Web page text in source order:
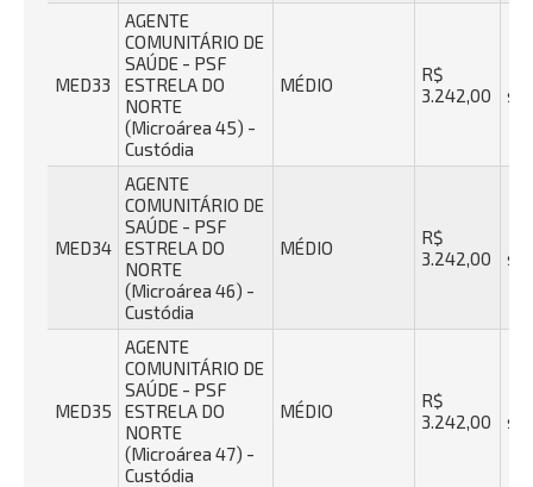
MED33
AGENTE
COMUNITÁRIO DE
SAÚDE - PSF
ESTRELA DO
NORTE
(Microárea 45) -
Custódia
MÉDIO
R$
3.242,00
MED34
AGENTE
COMUNITÁRIO DE
SAÚDE - PSF
ESTRELA DO
NORTE
(Microárea 46) -
Custódia
MÉDIO
R$
3.242,00
MED35
AGENTE
COMUNITÁRIO DE
SAÚDE - PSF
ESTRELA DO
NORTE
(Microárea 47) -
Custódia
MÉDIO
R$
3.242,00